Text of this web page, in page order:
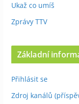
Ukaž co umíš
Zprávy TTV
Základní
Přihlásit se
Zdroj kanálů